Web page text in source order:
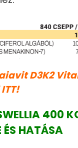
D3K2
400
ÉS HATÁSA